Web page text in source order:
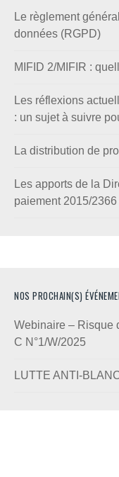
Le règlement
données (RGPD)
MIFID 2/MIFIR :
Les réflexions
: un sujet à suivre
La distribution de
Les apports de la
paiement 2015/
NOS PROCHAIN(S)
Webinaire – Risque
C N°1/W/2025
LUTTE ANTI-